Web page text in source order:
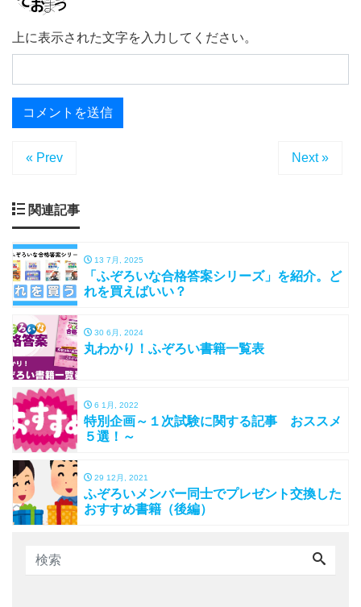
上に表示された文字を入力してください。
« Prev Next »
関連記事
13 7月, 2025
「ふぞろいな合格答案シリーズ」を紹介。ど
れを買えばいい？
30 6月, 2024
丸わかり！ふぞろい書籍一覧表
6 1月, 2022
特別企画～１次試験に関する記事 おススメ
５選！～
29 12月, 2021
ふぞろいメンバー同士でプレゼント交換した
おすすめ書籍（後編）